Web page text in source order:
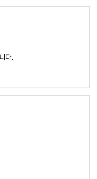
다.